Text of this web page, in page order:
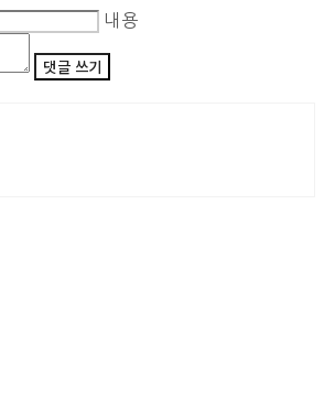
내용
댓글 쓰기